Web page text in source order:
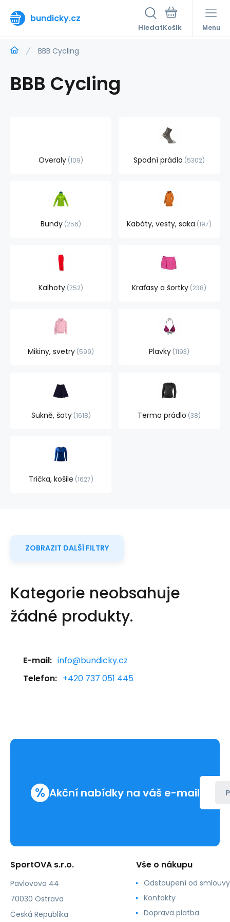
bundicky.cz
Hledat Menu
BBB Cycling
BBB Cycling
Overaly 109 Spodní prádlo 5302
Bundy 256 Kabáty, vesty, saka 197
Kalhoty 752 Kraťasy a šortky 238
Mikiny, svetry 599 Plavky 1193
Sukně, šaty 1618 Termo prádlo 38
Trička, košile 1627
ZOBRAZIT DALŠÍ FILTRY
Kategorie neobsahuje
žádné produkty.
E-mail: info@bundicky.cz
Telefon: +420 737 051 445
% Akční nabídky na váš e-mail
SportOVA s.r.o.
Pavlovova 44
70030 Ostrava
Česká Republika
Vše o nákupu
Odstoupení od smlouvy
Kontakty
Doprava platba